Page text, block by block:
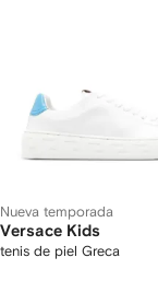
Nueva temporada
Versace Kids
tenis de piel Greca